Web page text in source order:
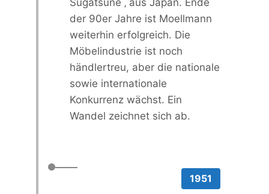
Sugatsune ‚ aus Japan. Ende
der 90er Jahre ist Moellmann
weiterhin erfolgreich. Die
Möbelindustrie ist noch
händlertreu, aber die nationale
sowie internationale
Konkurrenz wächst. Ein
Wandel zeichnet sich ab.
1951